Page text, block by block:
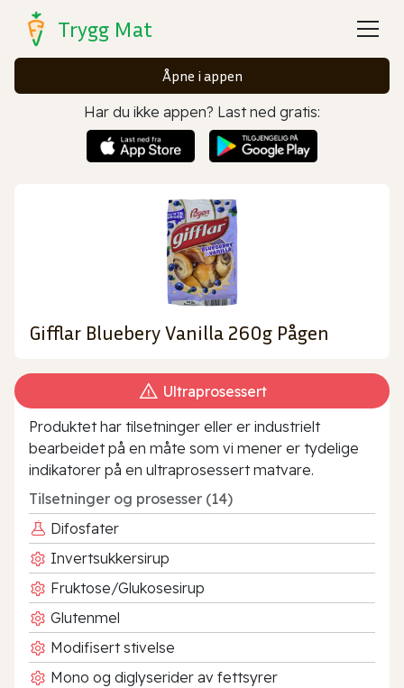
Trygg Mat
Åpne i appen
Har du ikke appen? Last ned gratis:
Gifflar Bluebery Vanilla 260g Pågen
Ultraprosessert
Produktet har tilsetninger eller er industrielt
bearbeidet på en måte som vi mener er tydelige
indikatorer på en ultraprosessert matvare.
Tilsetninger og prosesser (14)
Difosfater
Invertsukkersirup
Fruktose/Glukosesirup
Glutenmel
Modifisert stivelse
Mono og diglyserider av fettsyrer